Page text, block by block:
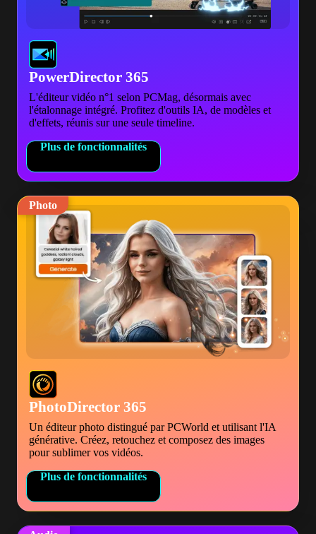
PowerDirector 365
L'éditeur vidéo n°1 selon PCMag, désormais avec
l'étalonnage intégré. Profitez d'outils IA, de modèles et
d'effets, réunis sur une seule timeline.
Plus de fonctionnalités
PhotoDirector 365
Un éditeur photo distingué par PCWorld et utilisant l'IA
générative. Créez, retouchez et composez des images
pour sublimer vos vidéos.
Photo
Plus de fonctionnalités